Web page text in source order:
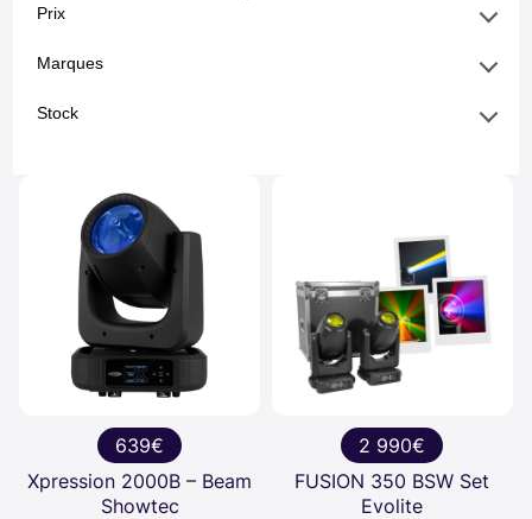
Prix
Marques
Stock
639€
Xpression 2000B – Beam
Showtec
2 990€
FUSION 350 BSW Set
Evolite